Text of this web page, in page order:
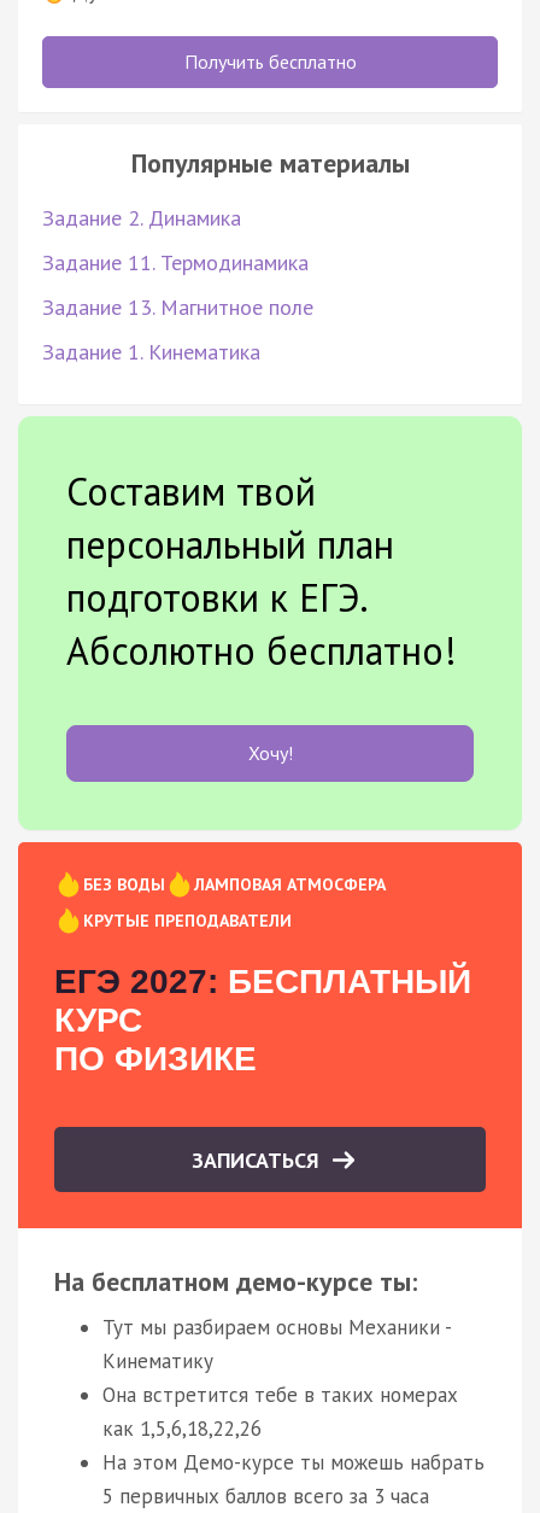
Получить бесплатно
Популярные материалы
Задание 2. Динамика
Задание 11. Термодинамика
Задание 13. Магнитное поле
Задание 1. Кинематика
Составим твой
персональный план
подготовки к ЕГЭ.
Абсолютно бесплатно!
Хочу!
БЕЗ ВОДЫ
ЛАМПОВАЯ АТМОСФЕРА
КРУТЫЕ ПРЕПОДАВАТЕЛИ
ЕГЭ 2027: БЕСПЛАТНЫЙ
КУРС
ПО ФИЗИКЕ
ЗАПИСАТЬСЯ
На бесплатном демо-курсе ты:
Тут мы разбираем основы Механики -
Кинематику
Она встретится тебе в таких номерах
как 1,5,6,18,22,26
На этом Демо-курсе ты можешь набрать
5 первичных баллов всего за 3 часа